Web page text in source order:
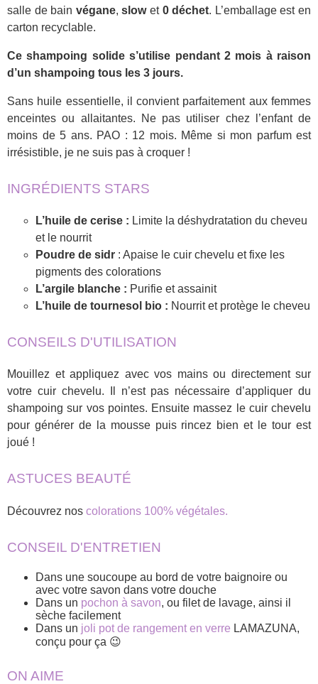
salle de bain végane,slowet 0 déchet. L’emballage est en
carton recyclable.
Ce shampoing solide s’utilise pendant 2 mois à raison
d’un shampoing tous les 3 jours.
Sans huile essentielle, il convient parfaitement aux femmes
enceintes ou allaitantes. Ne pas utiliser chez l’enfant de
moins de 5 ans. PAO : 12 mois. Même si mon parfum est
irrésistible, je ne suis pas à croquer !
INGRÉDIENTS STARS
L’huile de cerise : Limite la déshydratation du cheveu
et le nourrit
Poudre de sidr : Apaise le cuir chevelu et fixe les
pigments des colorations
L’argile blanche : Purifie et assainit
L’huile de tournesol bio : Nourrit et protège le cheveu
CONSEILS D'UTILISATION
Mouillez et appliquez avec vos mains ou directement sur
votre cuir chevelu. Il n’est pas nécessaire d’appliquer du
shampoing sur vos pointes. Ensuite massez le cuir chevelu
pour générer de la mousse puis rincez bien et le tour est
joué !
ASTUCES BEAUTÉ
Découvrez nos colorations 100% végétales.
CONSEIL D'ENTRETIEN
Dans une soucoupe au bord de votre baignoire ou
avec votre savon dans votre douche
Dans un pochon à savon, ou filet de lavage, ainsi il
sèche facilement
Dans un joli pot de rangement en verre LAMAZUNA,
conçu pour ça 😉
ON AIME